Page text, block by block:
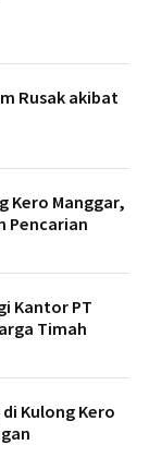
Rusak akibat
Kero Manggar,
Pencarian
Kantor PT
Timah
Kulong Kero